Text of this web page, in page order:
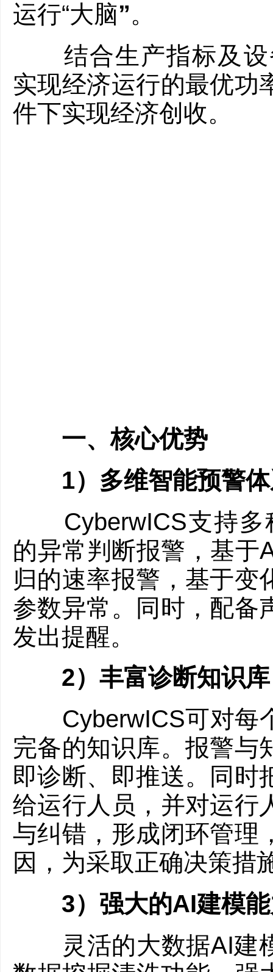
运行“大脑”。
结合生产指标及设
实现经济运行的最优功
件下实现经济创收。
一、核心优势
1）多维智能预警体
CyberwICS支持多
的异常判断报警，基于
归的速率报警，基于变
参数异常。同时，配备
发出提醒。
2）丰富诊断知识库
CyberwICS可对每
完备的知识库。报警与
即诊断、即推送。同时
给运行人员，并对运行
与纠错，形成闭环管理
因，为采取正确决策措
3）强大的AI建模能
灵活的大数据AI建模